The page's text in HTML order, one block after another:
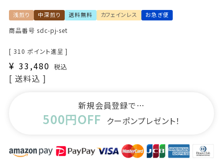
浅煎り 中深煎り 送料無料 カフェインレス お急ぎ便
商品番号 sdc-pj-set
[ 310 ポイント進呈 ]
¥ 33,480 税込
送料込
新規会員登録で…
500円OFF クーポンプレゼント！